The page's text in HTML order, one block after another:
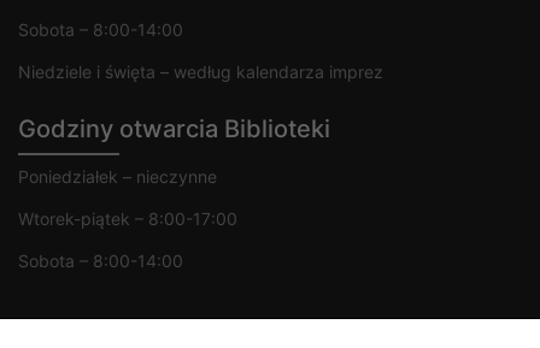
Sobota – 8:00-14:00
Niedziele i święta – według kalendarza imprez
Godziny otwarcia Biblioteki
Poniedziałek – nieczynne
Wtorek-piątek – 8:00-17:00
Sobota – 8:00-14:00